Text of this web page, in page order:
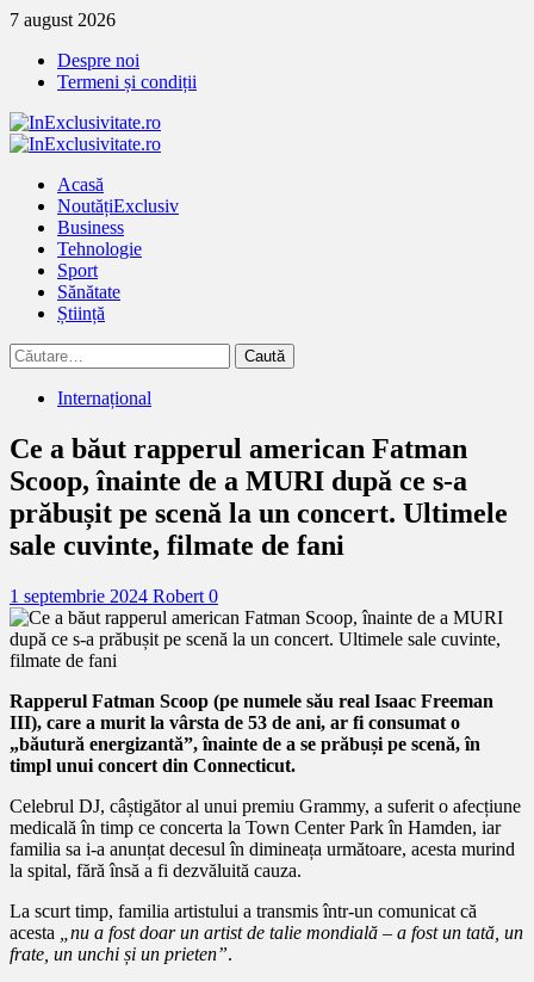
Treci
continut
7 august 2026
Despre noi
Termeni și condiții
Primary
Acasă
NoutățiExclusiv
Business
Tehnologie
Sport
Sănătate
Știință
Caută
după:
Internațional
Ce a băut rapperul american Fatman
Scoop, înainte de a MURI după ce s-a
prăbușit pe scenă la un concert. Ultimele
sale cuvinte, filmate de fani
1 septembrie 2024 Robert 0
Rapperul Fatman Scoop (pe numele său real Isaac Freeman
III), care a murit la vârsta de 53 de ani, ar fi consumat o
„băutură energizantă”, înainte de a se prăbuși pe scenă, în
timpl unui concert din Connecticut.
Celebrul DJ, câștigător al unui premiu Grammy, a suferit o afecțiune
medicală în timp ce concerta la Town Center Park în Hamden, iar
familia sa i-a anunțat decesul în dimineața următoare, acesta murind
la spital, fără însă a fi dezvăluită cauza.
La scurt timp, familia artistului a transmis într-un comunicat că
acesta
„nu a fost doar un artist de talie mondială – a fost un tată, un
frate, un unchi și un prieten”.